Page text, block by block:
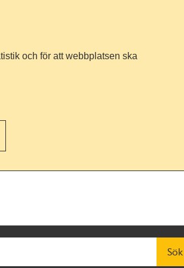
och för att webbplatsen ska
Sök